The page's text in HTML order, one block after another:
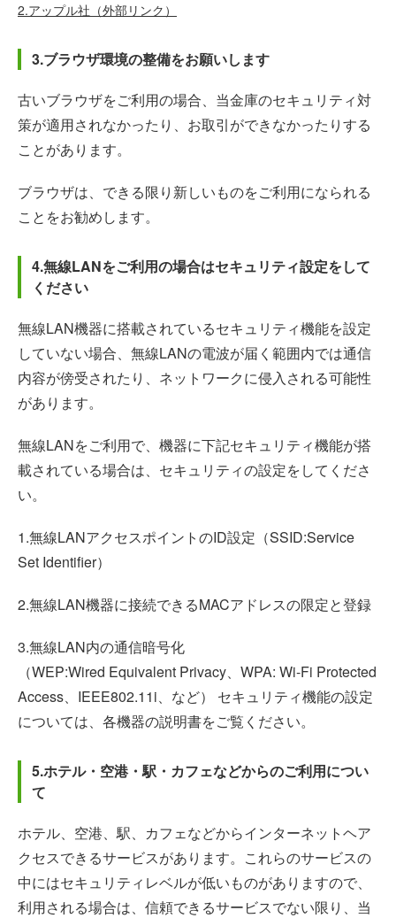
2.アップル社（外部リンク）
3.ブラウザ環境の整備をお願いします
古いブラウザをご利用の場合、当金庫のセキュリティ対
策が適用されなかったり、お取引ができなかったりする
ことがあります。
ブラウザは、できる限り新しいものをご利用になられる
ことをお勧めします。
4.無線LANをご利用の場合はセキュリティ設定をして
ください
無線LAN機器に搭載されているセキュリティ機能を設定
していない場合、無線LANの電波が届く範囲内では通信
内容が傍受されたり、ネットワークに侵入される可能性
があります。
無線LANをご利用で、機器に下記セキュリティ機能が搭
載されている場合は、セキュリティの設定をしてくださ
い。
1.無線LANアクセスポイントのID設定（SSID:Service
Set Identifier）
2.無線LAN機器に接続できるMACアドレスの限定と登録
3.無線LAN内の通信暗号化
（WEP:Wired Equivalent Privacy、WPA: Wi-Fi Protected
Access、IEEE802.11i、など） セキュリティ機能の設定
については、各機器の説明書をご覧ください。
5.ホテル・空港・駅・カフェなどからのご利用につい
て
ホテル、空港、駅、カフェなどからインターネットヘア
クセスできるサービスがあります。これらのサービスの
中にはセキュリティレベルが低いものがありますので、
利用される場合は、信頼できるサービスでない限り、当